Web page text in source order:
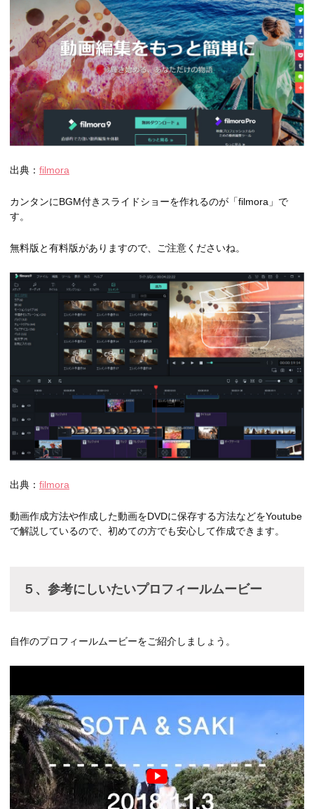
出典： filmora
カンタンにBGM付きスライドショーを作れるのが「filmora」で
す。
無料版と有料版がありますので、ご注意くださいね。
出典： filmora
動画作成方法や作成した動画をDVDに保存する方法などをYoutube
で解説しているので、初めての方でも安心して作成できます。
５、参考にしいたいプロフィールムービー
自作のプロフィールムービーをご紹介しましょう。